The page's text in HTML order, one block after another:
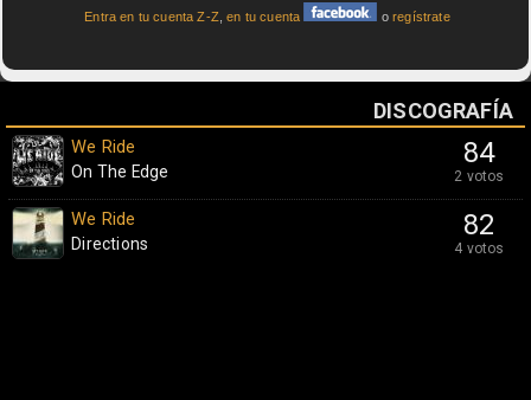
Entra en tu cuenta Z-Z ,en tu cuenta oregístrate
DISCOGRAFÍA
84
2 votos
We Ride
On The Edge
82
4 votos
We Ride
Directions